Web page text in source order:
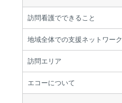
訪問看護でできること
地域全体での支援ネットワーク
訪問エリア
エコーについて